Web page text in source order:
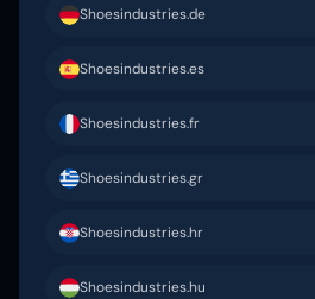
Shoesindustries.de
Shoesindustries.es
Shoesindustries.fr
Shoesindustries.gr
Shoesindustries.hr
Shoesindustries.hu